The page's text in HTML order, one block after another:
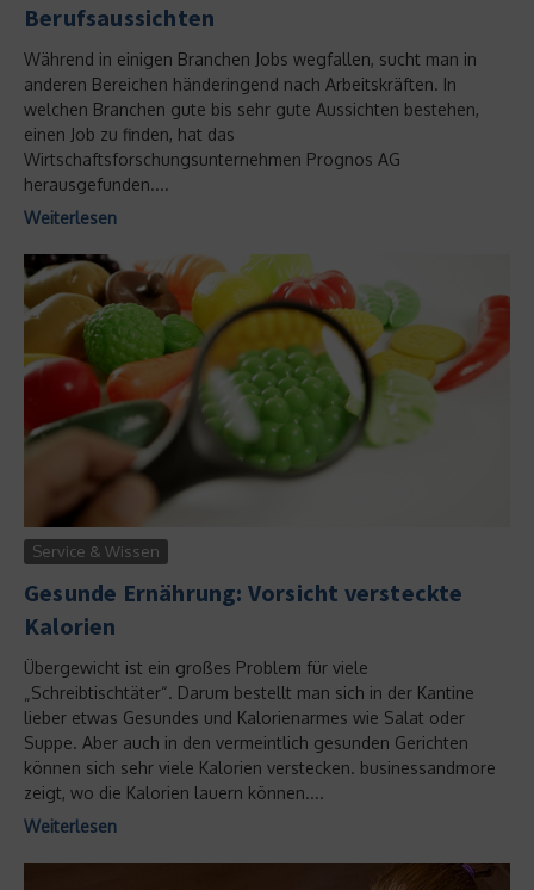
Berufsaussichten
Während in einigen Branchen Jobs wegfallen, sucht man in
anderen Bereichen händeringend nach Arbeitskräften. In
welchen Branchen gute bis sehr gute Aussichten bestehen,
einen Job zu finden, hat das
Wirtschaftsforschungsunternehmen Prognos AG
herausgefunden....
Weiterlesen
Service & Wissen
Gesunde Ernährung: Vorsicht versteckte
Kalorien
Übergewicht ist ein großes Problem für viele
„Schreibtischtäter“. Darum bestellt man sich in der Kantine
lieber etwas Gesundes und Kalorienarmes wie Salat oder
Suppe. Aber auch in den vermeintlich gesunden Gerichten
können sich sehr viele Kalorien verstecken. businessandmore
zeigt, wo die Kalorien lauern können....
Weiterlesen